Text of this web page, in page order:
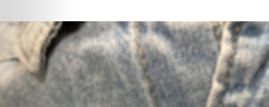
Utazás
Dizájn
Divat